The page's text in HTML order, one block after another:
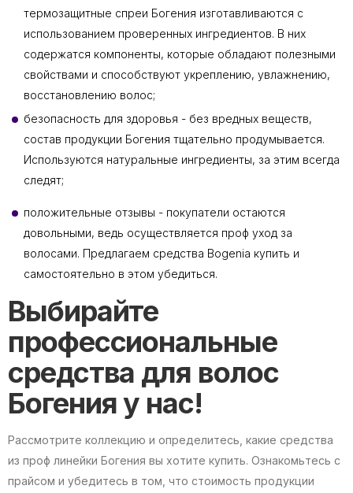
термозащитные спреи Богения изготавливаются с
использованием проверенных ингредиентов. В них
содержатся компоненты, которые обладают полезными
свойствами и способствуют укреплению, увлажнению,
восстановлению волос;
безопасность для здоровья - без вредных веществ,
состав продукции Богения тщательно продумывается.
Используются натуральные ингредиенты, за этим всегда
следят;
положительные отзывы - покупатели остаются
довольными, ведь осуществляется проф уход за
волосами. Предлагаем средства Bogenia купить и
самостоятельно в этом убедиться.
Выбирайте
профессиональные
средства для волос
Богения у нас!
Рассмотрите коллекцию и определитесь, какие средства
из проф линейки Богения вы хотите купить. Ознакомьтесь с
прайсом и убедитесь в том, что стоимость продукции